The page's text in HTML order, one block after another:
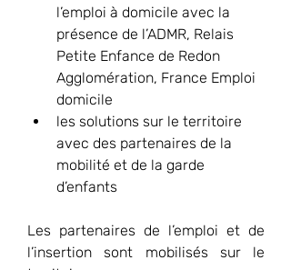
l’emploi à domicile avec la
présence de l’ADMR, Relais
Petite Enfance de Redon
Agglomération, France Emploi
domicile
les solutions sur le territoire
avec des partenaires de la
mobilité et de la garde
d’enfants
Les partenaires de l’emploi et de
l’insertion sont mobilisés sur le